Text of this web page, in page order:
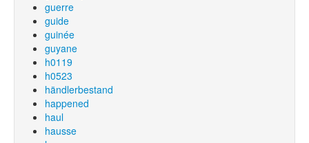
guerre
guide
guinée
guyane
h0119
h0523
händlerbestand
happened
haul
hausse